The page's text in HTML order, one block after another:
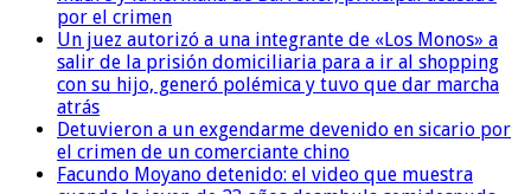
por el crimen
Un juez autorizó a una integrante de «Los Monos» a
salir de la prisión domiciliaria para a ir al shopping
con su hijo, generó polémica y tuvo que dar marcha
atrás
Detuvieron a un exgendarme devenido en sicario por
el crimen de un comerciante chino
Facundo Moyano detenido: el video que muestra